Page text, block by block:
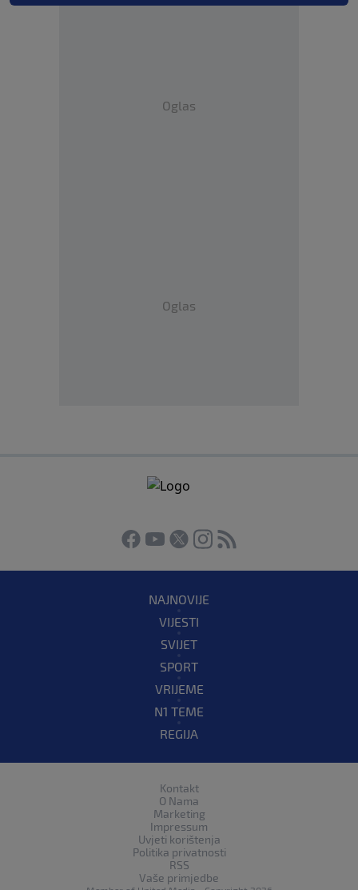
Oglas
Oglas
NAJNOVIJE
VIJESTI
SVIJET
SPORT
VRIJEME
N1 TEME
REGIJA
Kontakt
O Nama
Marketing
Impressum
Uvjeti korištenja
Politika privatnosti
RSS
Vaše primjedbe